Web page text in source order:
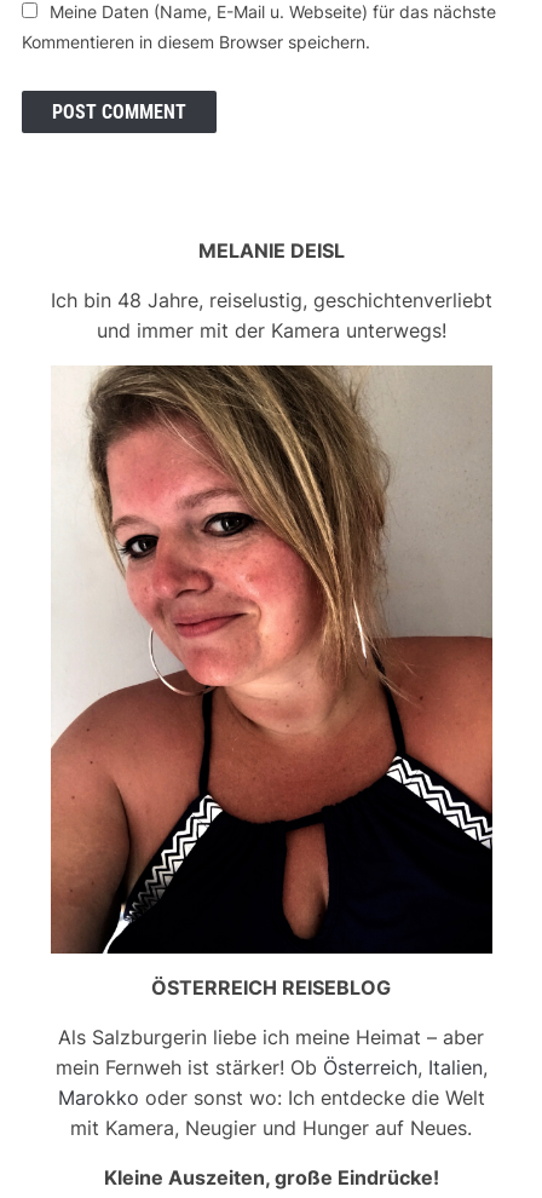
Meine Daten (Name, E-Mail u. Webseite) für das nächste
Kommentieren in diesem Browser speichern.
MELANIE DEISL
Ich bin 48 Jahre, reiselustig, geschichtenverliebt
und immer mit der Kamera unterwegs!
ÖSTERREICH REISEBLOG
Als Salzburgerin liebe ich meine Heimat – aber
mein Fernweh ist stärker! Ob Österreich, Italien,
Marokko oder sonst wo: Ich entdecke die Welt
mit Kamera, Neugier und Hunger auf Neues.
Kleine Auszeiten, große Eindrücke!